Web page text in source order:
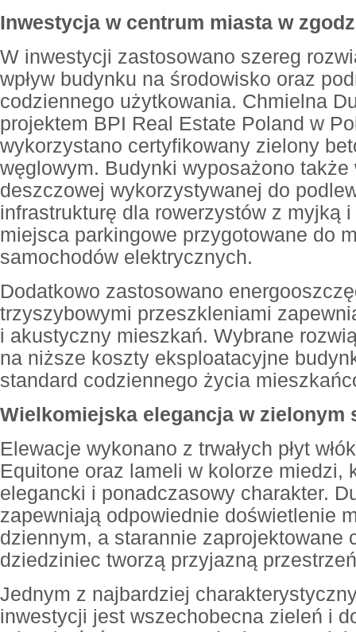
Inwestycja w centrum miasta w
W inwestycji zastosowano szereg
wpływ budynku na środowisko oraz
codziennego użytkowania. Chmielna
projektem BPI Real Estate Poland w
wykorzystano certyfikowany zielony
węglowym. Budynki wyposażono
deszczowej wykorzystywanej do
infrastrukturę dla rowerzystów z myjką
miejsca parkingowe przygotowane do
samochodów elektrycznych.
Dodatkowo zastosowano
trzyszybowymi przeszkleniami
i akustyczny mieszkań. Wybrane
na niższe koszty eksploatacyjne
standard codziennego życia
Wielkomiejska elegancja w zielonym
Elewacje wykonano z trwałych płyt
Equitone oraz lameli w kolorze miedzi,
elegancki i ponadczasowy charakter.
zapewniają odpowiednie doświetlenie
dziennym, a starannie zaprojektowane
dziedziniec tworzą przyjazną
Jednym z najbardziej
inwestycji jest wszechobecna zieleń i